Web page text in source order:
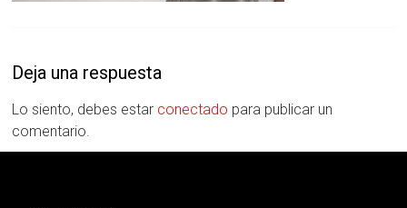
Deja una respuesta
Lo siento, debes estar conectado para publicar un
comentario.